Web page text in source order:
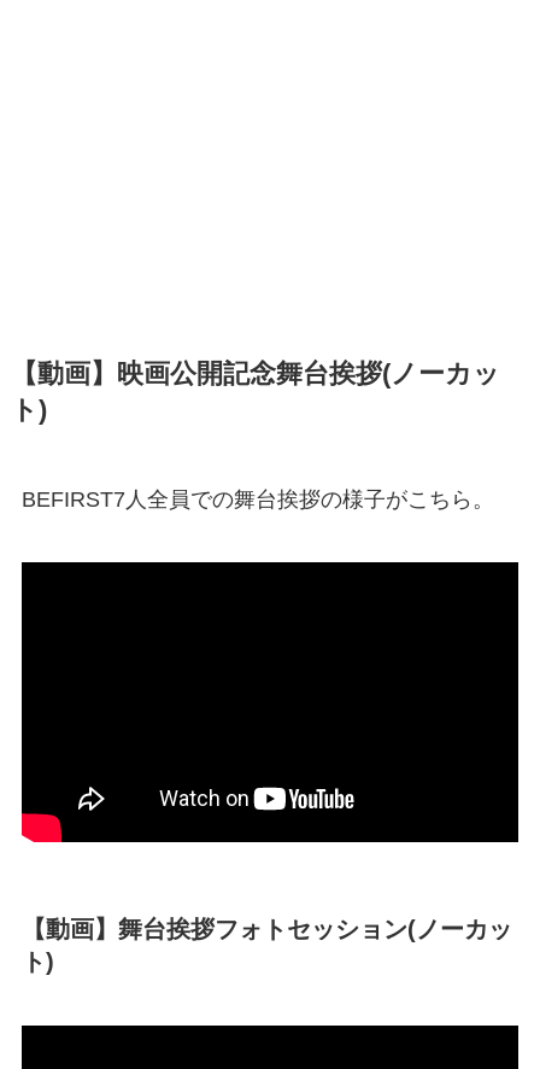
【動画】映画公開記念舞台挨拶(ノーカッ
ト)
BEFIRST7人全員での舞台挨拶の様子がこちら。
【動画】舞台挨拶フォトセッション(ノーカッ
ト)